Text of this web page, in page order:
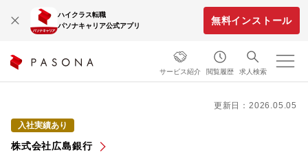
ハイクラス転職
パソナキャリア公式アプリ
無料インストール
サービス紹介 閲覧履歴 求人検索
更新日：2026.05.05
入社実績あり
株式会社広島銀行